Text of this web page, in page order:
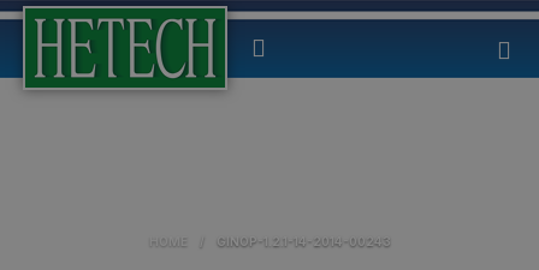
HOME / GINOP-1.2.1-14-2014-00243